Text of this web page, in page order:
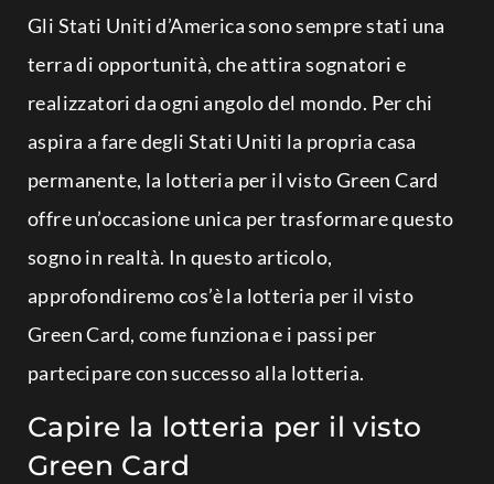
Gli Stati Uniti d’America sono sempre stati una
terra di opportunità, che attira sognatori e
realizzatori da ogni angolo del mondo. Per chi
aspira a fare degli Stati Uniti la propria casa
permanente, la lotteria per il visto Green Card
offre un’occasione unica per trasformare questo
sogno in realtà. In questo articolo,
approfondiremo cos’è la lotteria per il visto
Green Card, come funziona e i passi per
partecipare con successo alla lotteria.
Capire la lotteria per il visto
Green Card